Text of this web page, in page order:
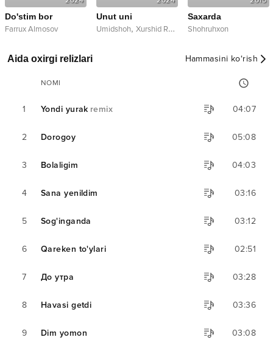
Do'stim bor
Farrux Almosov
Unut uni
Umidshoh, Xurshid Rustamov
Saxarda
Shohruhxon
Aida oxirgi relizlari Hammasini ko‘rish
NOMI
1 Yondi yurak remix 04:07
2 Dorogoy 05:08
3 Bolaligim 04:03
4 Sana yenildim 03:16
5 Sog'inganda 03:12
6 Qareken to'ylari 02:51
7 До утра 03:28
8 Havasi getdi 03:36
9 Dim yomon 03:08